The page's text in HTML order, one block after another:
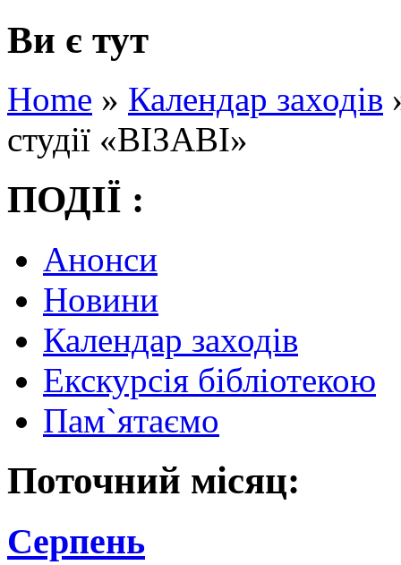
Ви є тут
Home » Календар заходів
студії «ВІЗАВІ»
ПОДІЇ :
Анонси
Новини
Календар заходів
Екскурсія бібліотекою
Пам`ятаємо
Поточний місяц:
Серпень